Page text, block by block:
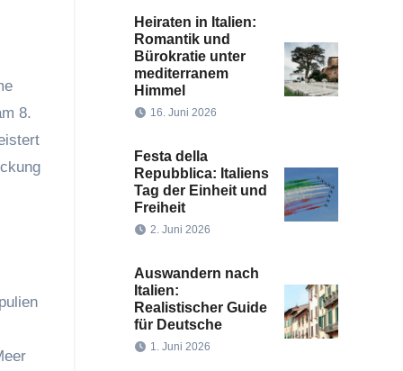
8.
Heiraten in Italien:
Romantik und
Bürokratie unter
mediterranem
Himmel
16. Juni 2026
Festa della
Repubblica: Italiens
Tag der Einheit und
Freiheit
2. Juni 2026
Auswandern nach
Italien:
Realistischer Guide
für Deutsche
1. Juni 2026